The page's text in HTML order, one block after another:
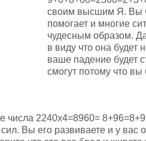
своим высшим Я. Вы
помогает и многие
чудесным образом.
в виду что она будет
ваше падение будет
смогут потому что вы
числа 2240х4=8960=
Вы его развиваете и у вас